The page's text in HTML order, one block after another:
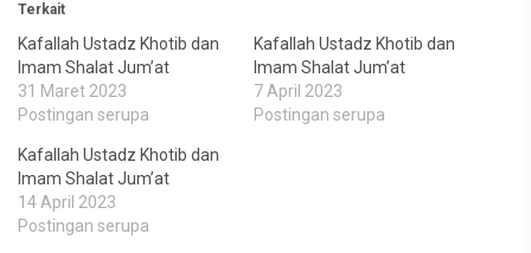
Terkait
Kafallah Ustadz Khotib dan
Imam Shalat Jum’at
31 Maret 2023
Postingan serupa
Kafallah Ustadz Khotib dan
Imam Shalat Jum’at
7 April 2023
Postingan serupa
Kafallah Ustadz Khotib dan
Imam Shalat Jum’at
14 April 2023
Postingan serupa